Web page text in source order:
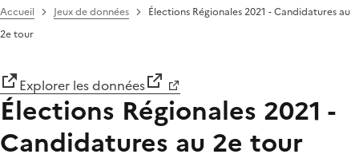
Accueil Jeux de données
Élections Régionales 2021 - Candidatures au
2e tour
Explorer les données
Élections Régionales 2021 -
Candidatures au 2e tour